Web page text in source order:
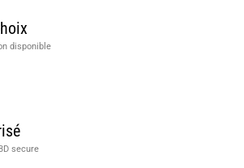
disponible
secure